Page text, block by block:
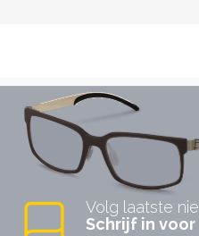
Volg laatste
Schrijf in